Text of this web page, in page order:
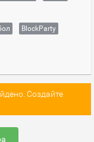
BlockParty
Создайте